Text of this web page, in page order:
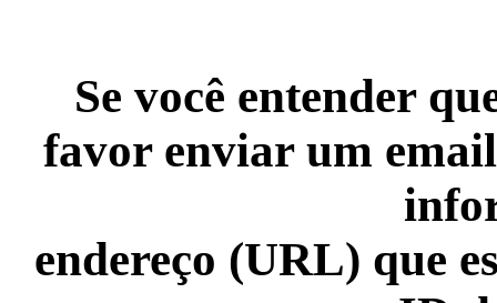
Se você entender
favor enviar um
endereço (URL) que